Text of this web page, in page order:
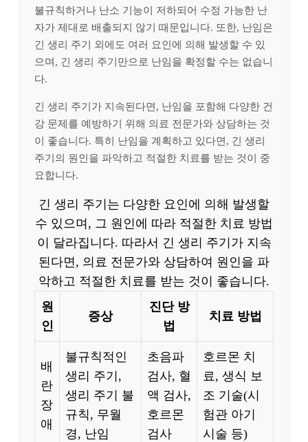
불규칙하거나 난소 기능이 저하되어 수정 가능한 난
자가 제대로 배출되지 않기 때문입니다. 또한, 난임은
긴 생리 주기 외에도 여러 요인에 의해 발생할 수 있
으며, 긴 생리 주기만으로 난임을 확정할 수는 없습니
다.
긴 생리 주기가 지속된다면, 난임을 포함해 다양한 건
강 문제를 예방하기 위해 의료 전문가와 상담하는 것
이 좋습니다. 특히 난임을 계획하고 있다면, 긴 생리
주기의 원인을 파악하고 적절한 치료를 받는 것이 중
요합니다.
긴 생리 주기는 다양한 요인에 의해 발생할
수 있으며, 그 원인에 따라 적절한 치료 방법
이 달라집니다. 따라서 긴 생리 주기가 지속
된다면, 의료 전문가와 상담하여 원인을 파
악하고 적절한 치료를 받는 것이 좋습니다.
원
인
증상
진단 방
법
치료 방법
배
란
장
애
불규칙적인
생리 주기,
생리 주기 불
규칙, 무월
경, 난임
초음파
검사, 혈
액 검사,
호르몬
검사
호르몬 치
료, 생식 보
조 기술(시
험관 아기
시술 등)